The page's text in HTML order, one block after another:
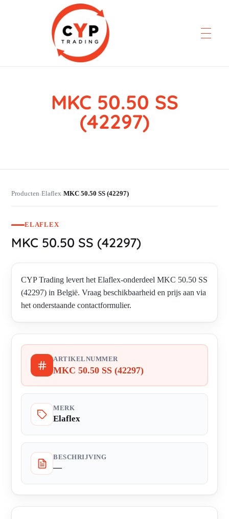
CYP Trading
Professionelle Ersatzteilbeschaffung
MKC 50.50 SS
(42297)
Producten›Elaflex›MKC 50.50 SS (42297)
ELAFLEX
MKC 50.50 SS (42297)
CYP Trading levert het Elaflex-onderdeel MKC 50.50 SS
(42297) in België. Vraag beschikbaarheid en prijs aan via
het onderstaande contactformulier.
ARTIKELNUMMER
MKC 50.50 SS (42297)
MERK
Elaflex
BESCHRIJVING
—